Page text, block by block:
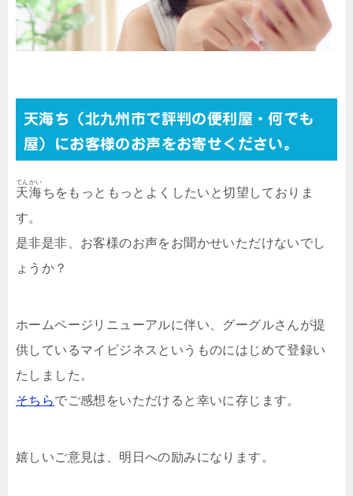
天海ち（北九州市で評判の便利屋・何でも
屋）にお客様のお声をお寄せください。
天海
てんかい
ちをもっともっとよくしたいと切望しておりま
す。
是非是非、お客様のお声をお聞かせいただけないでし
ょうか？
ホームページリニューアルに伴い、グーグルさんが提
供しているマイビジネスというものにはじめて登録い
たしました。
そちらでご感想をいただけると幸いに存じます。
嬉しいご意見は、明日への励みになります。